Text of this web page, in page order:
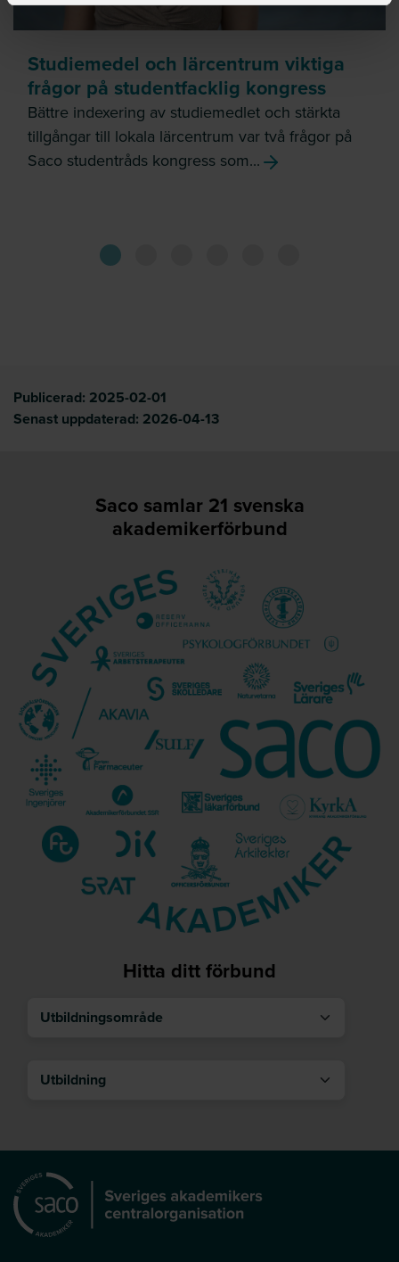
Studiemedel och lärcentrum viktiga
frågor på studentfacklig kongress
Bättre indexering av studiemedlet och stärkta
tillgångar till lokala lärcentrum var två frågor på
Saco studentråds kongress som...
Publicerad: 2025-02-01
Senast uppdaterad: 2026-04-13
Saco samlar 21 svenska
akademikerförbund
Hitta ditt förbund
Utbildningsområde